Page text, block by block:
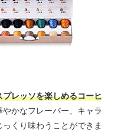
レッソを楽しめるコーヒ
かなフレーバー、キャラ
くり味わうことができま